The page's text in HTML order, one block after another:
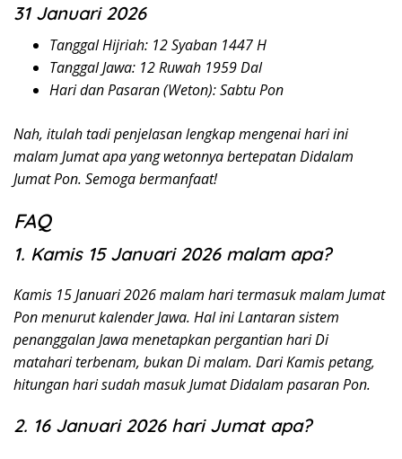
31 Januari 2026
Tanggal Hijriah: 12 Syaban 1447 H
Tanggal Jawa: 12 Ruwah 1959 Dal
Hari dan Pasaran (Weton): Sabtu Pon
Nah, itulah tadi penjelasan lengkap mengenai hari ini
malam Jumat apa yang wetonnya bertepatan Didalam
Jumat Pon. Semoga bermanfaat!
FAQ
1. Kamis 15 Januari 2026 malam apa?
Kamis 15 Januari 2026 malam hari termasuk malam Jumat
Pon menurut kalender Jawa. Hal ini Lantaran sistem
penanggalan Jawa menetapkan pergantian hari Di
matahari terbenam, bukan Di malam. Dari Kamis petang,
hitungan hari sudah masuk Jumat Didalam pasaran Pon.
2. 16 Januari 2026 hari Jumat apa?